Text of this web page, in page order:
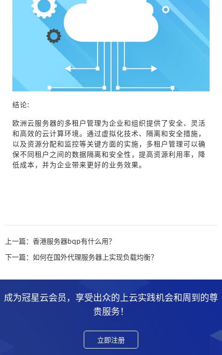
结论:
欧洲云服务器的多租户管理为企业和组织提供了安全、灵活
和高效的云计算环境。通过虚拟化技术、隔离和安全措施，
以及资源分配和监控等关键方面的实施，多租户管理可以确
保不同租户之间的数据隔离和安全性，提高资源利用率，降
低成本，并为企业带来更好的业务效果。
上一篇：香港服务器bgp有什么用？
下一篇：如何在国外代理服务器上实现负载均衡？
成为冠星云会员，享受出众的上云实践机会和周到的尊
贵服务！
立即注册